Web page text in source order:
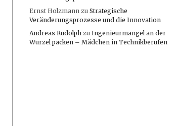
Ernst Holzmann zu Strategische
Veränderungsprozesse und die Innovation
Andreas Rudolph zu Ingenieurmangel an der
Wurzel packen – Mädchen in Technikberufen